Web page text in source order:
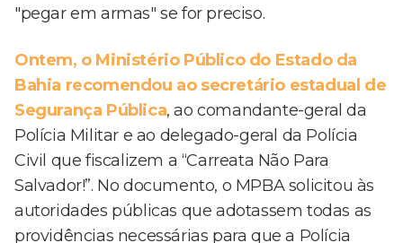
"pegar em armas" se for preciso.
Ontem, o Ministério Público do Estado da
Bahia recomendou ao secretário estadual de
Segurança Pública, ao comandante-geral da
Polícia Militar e ao delegado-geral da Polícia
Civil que fiscalizem a “Carreata Não Para
Salvador!”. No documento, o MPBA solicitou às
autoridades públicas que adotassem todas as
providências necessárias para que a Polícia